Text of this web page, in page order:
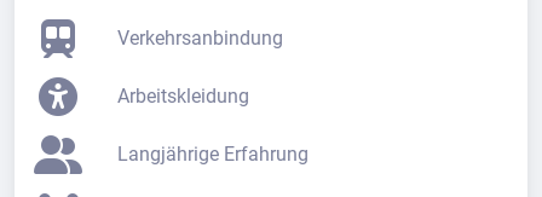
Verkehrsanbindung
Arbeitskleidung
Langjährige Erfahrung